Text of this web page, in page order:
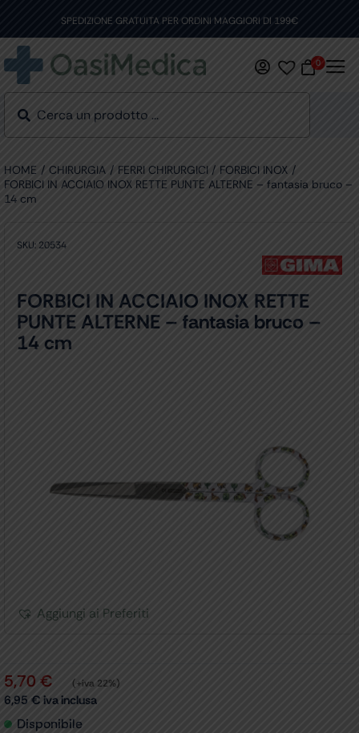
content
SPEDIZIONE GRATUITA PER ORDINI MAGGIORI DI 199€
0
HOME CHIRURGIA FERRI CHIRURGICI
FORBICI INOX
FORBICI IN ACCIAIO INOX RETTE PUNTE ALTERNE – fantasia bruco –
14 cm
SKU: 20534
FORBICI IN ACCIAIO INOX RETTE
PUNTE ALTERNE – fantasia bruco –
14 cm
Aggiungi ai Preferiti
5,70 € (+iva 22%)
6,95 € iva inclusa
Disponibile